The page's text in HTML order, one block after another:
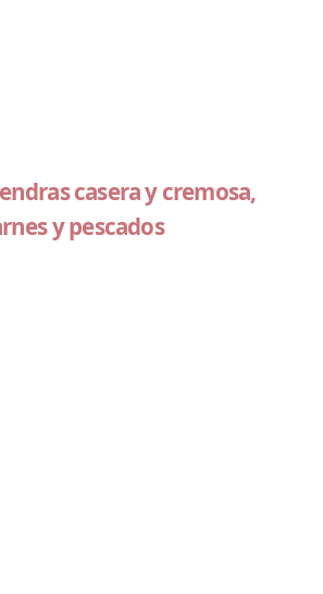
casera y cremosa,
y pescados